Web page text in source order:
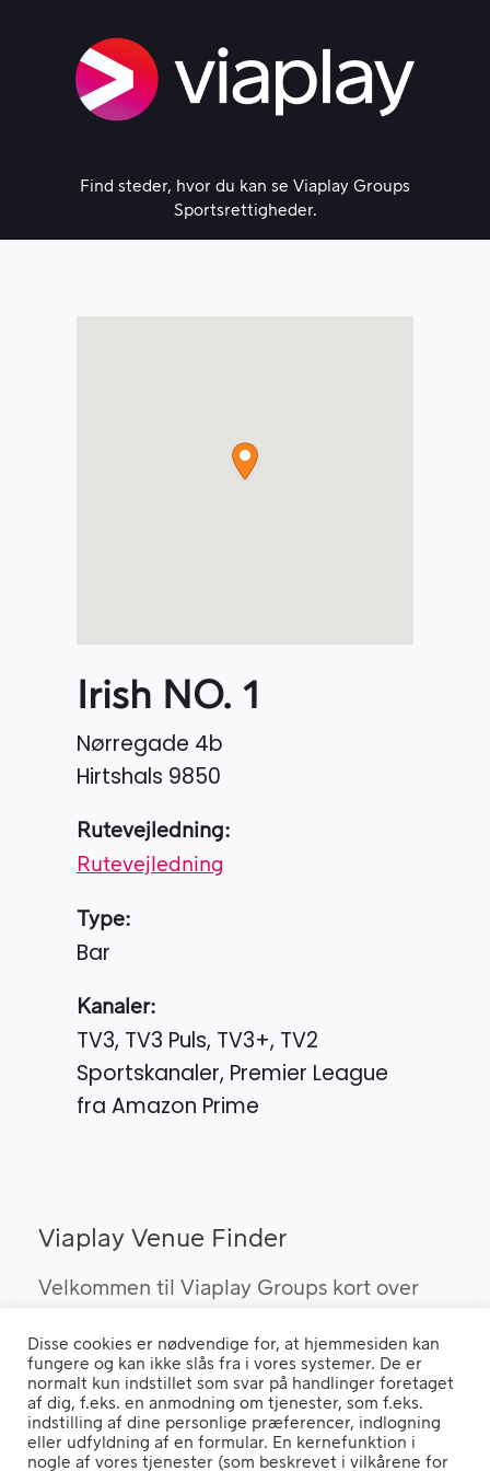
Find steder, hvor du kan se Viaplay Groups
Sportsrettigheder.
Irish NO. 1
Nørregade 4b
Hirtshals 9850
Rutevejledning:
Rutevejledning
Type:
Bar
Kanaler:
TV3, TV3 Puls, TV3+, TV2
Sportskanaler, Premier League
fra Amazon Prime
Viaplay Venue Finder
Velkommen til Viaplay Groups kort over
finde barer, pubber og hoteller, som kan
vise Viaplay’s sportsrettigheder i Danmark.
Hvis du benytter en "Ad Blocker" vil du opleve, at siden ikke fungerer
Disse cookies er nødvendige for, at hjemmesiden kan
fungere og kan ikke slås fra i vores systemer. De er
normalt kun indstillet som svar på handlinger foretaget
af dig, f.eks. en anmodning om tjenester, som f.eks.
indstilling af dine personlige præferencer, indlogning
eller udfyldning af en formular. En kernefunktion i
nogle af vores tjenester (som beskrevet i vilkårene for